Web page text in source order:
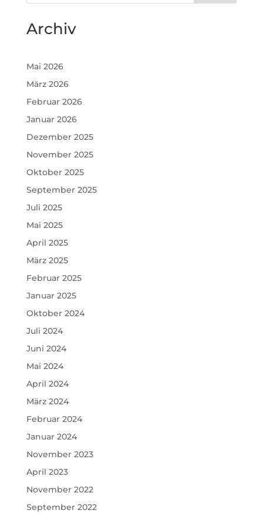
Archiv
Mai 2026
März 2026
Februar 2026
Januar 2026
Dezember 2025
November 2025
Oktober 2025
September 2025
Juli 2025
Mai 2025
April 2025
März 2025
Februar 2025
Januar 2025
Oktober 2024
Juli 2024
Juni 2024
Mai 2024
April 2024
März 2024
Februar 2024
Januar 2024
November 2023
April 2023
November 2022
September 2022